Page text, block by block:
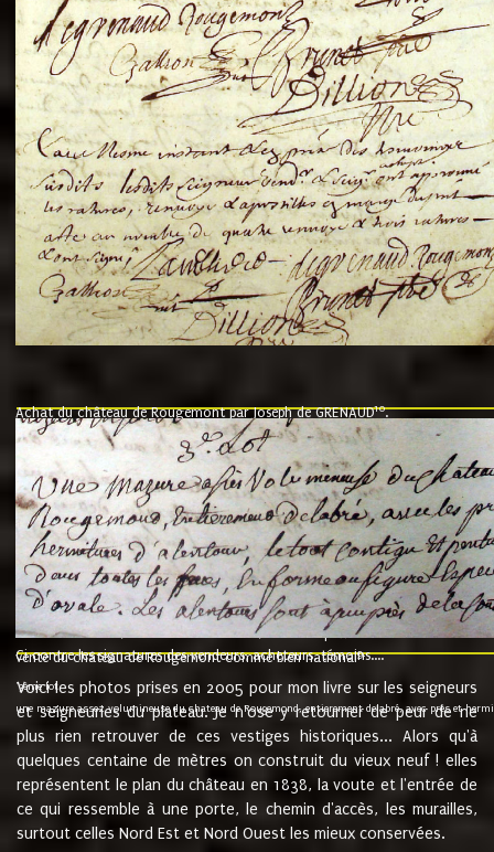
Achat du château de Rougemont par Joseph de GRENAUD10.
"l'an mil six cent soixante treze le ving neuvième jour du mois de
nommé fut présent Messire Claude Guillaume de Moyriat chevalier baron
vend, purement simplement et irrevocablement a monseigneur monsieur
et chavannes conseiller du roy au parlement de Bourgogne, present et
que le dit seigneur Baron de la Vellière a sur ses hommes, indivisables et
de la Velliere tout ainsi et comme le dit seigneur Baron et ses
présent......"
suivent les rentes, donation des terriers, etc... au prix de 880 livre louis
Ci contre les signatures des vendeurs, acheteurs, témoins....
vente du château de Rougemont comme bien national9.
"3ème lot
une mazure assez volumineuse du chateau de Rougemond, entierement delabré, avec près et
Voici les photos prises en 2005 pour mon livre sur les seigneurs
et seigneuries du plateau. Je n'ose y retourner de peur de ne
plus rien retrouver de ces vestiges historiques... Alors qu'à
quelques centaine de mètres on construit du vieux neuf ! elles
représentent le plan du château en 1838, la voute et l'entrée de
ce qui ressemble à une porte, le chemin d'accès, les murailles,
surtout celles Nord Est et Nord Ouest les mieux conservées.